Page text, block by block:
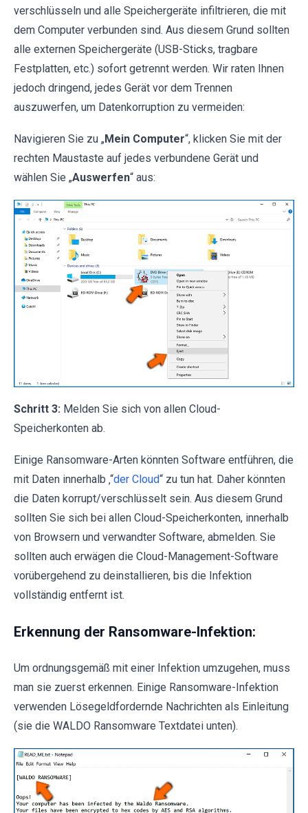
verschlüsseln und alle Speichergeräte infiltrieren, die mit
dem Computer verbunden sind. Aus diesem Grund sollten
alle externen Speichergeräte (USB-Sticks, tragbare
Festplatten, etc.) sofort getrennt werden. Wir raten Ihnen
jedoch dringend, jedes Gerät vor dem Trennen
auszuwerfen, um Datenkorruption zu vermeiden:
Navigieren Sie zu „Mein Computer“, klicken Sie mit der
rechten Maustaste auf jedes verbundene Gerät und
wählen Sie „Auswerfen“ aus:
Schritt 3: Melden Sie sich von allen Cloud-
Speicherkonten ab.
Einige Ransomware-Arten könnten Software entführen, die
mit Daten innerhalb ‚“der Cloud“ zu tun hat. Daher könnten
die Daten korrupt/verschlüsselt sein. Aus diesem Grund
sollten Sie sich bei allen Cloud-Speicherkonten, innerhalb
von Browsern und verwandter Software, abmelden. Sie
sollten auch erwägen die Cloud-Management-Software
vorübergehend zu deinstallieren, bis die Infektion
vollständig entfernt ist.
Erkennung der Ransomware-Infektion:
Um ordnungsgemäß mit einer Infektion umzugehen, muss
man sie zuerst erkennen. Einige Ransomware-Infektion
verwenden Lösegeldfordernde Nachrichten als Einleitung
(sie die WALDO Ransomware Textdatei unten).